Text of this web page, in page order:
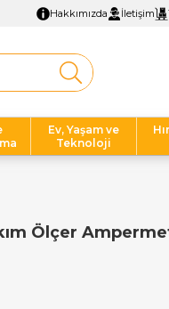
Hakkımızda İletişim
Ev, Yaşam ve
Teknoloji
Ölçer